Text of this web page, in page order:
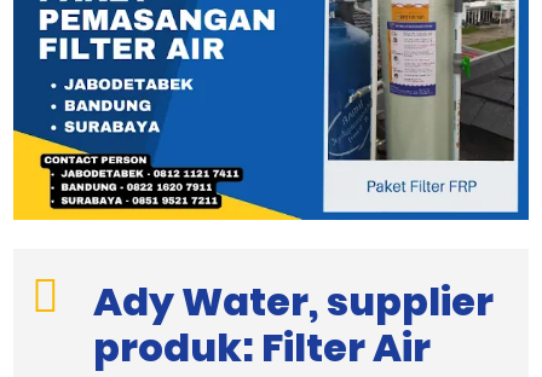
Ady Water, supplier
produk: Filter Air